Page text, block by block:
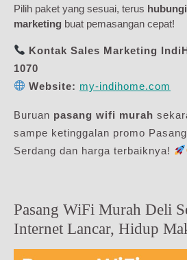
Pilih paket yang sesuai, terus
marketing buat pemasangan cepat!
Kontak Sales Marketing
1070
Website: my-indihome.com
Buruan pasang wifi murah
sampe ketinggalan promo
Serdang dan harga terbaiknya!
Pasang WiFi Murah Deli
Internet Lancar, Hidup